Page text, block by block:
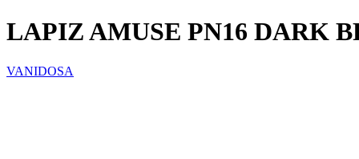
LAPIZ AMUSE PN16 DARK
VANIDOSA